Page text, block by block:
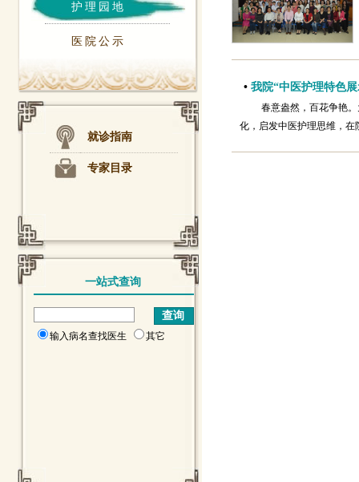
护理园地
医院公示
就诊指南
专家目录
一站式查询
输入病名查找医生 其它
• 我院“中医护理特色
春意盎然，百花争艳
化，启发中医护理思维，